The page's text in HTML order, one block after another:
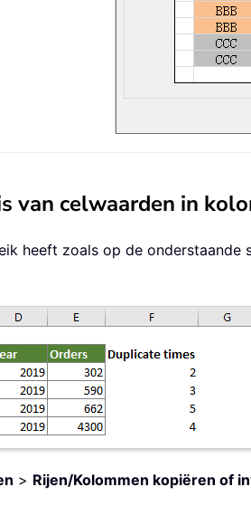
van celwaarden in
heeft zoals op de
> Rijen/Kolommen kopiëren of